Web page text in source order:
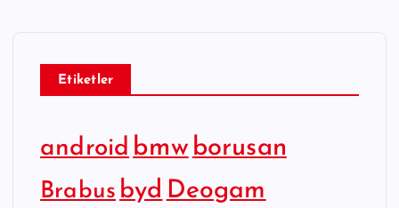
Etiketler
android bmw borusan
Brabus byd Deogam